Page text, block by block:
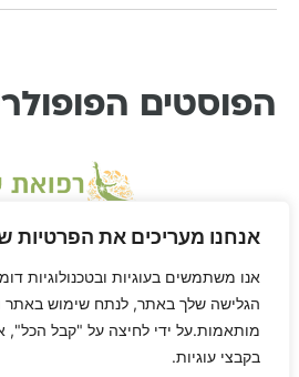
אנחנו מעריכים את הפרטיות
אנו משתמשים בעוגיות ובטכנולוגיות
הגלישה שלך באתר, לנתח שימוש באתר
מותאמות.על ידי לחיצה על "קבל הכל",
בקבצי עוגיות.
הפוסטים
* דיסקליימר: דן הוא לא רופא ורפואת-על היא